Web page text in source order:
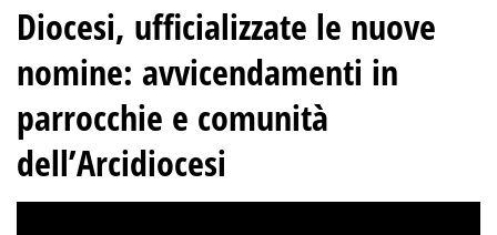
Diocesi, ufficializzate le nuove
nomine: avvicendamenti in
parrocchie e comunità
dell’Arcidiocesi